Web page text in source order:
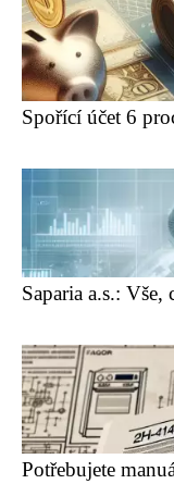
Spořící účet 6
Saparia a.s.: Vše,
Potřebujete